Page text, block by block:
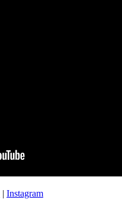
| Instagram